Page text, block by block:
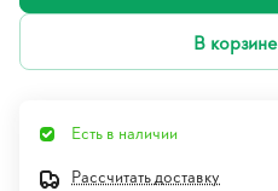
В корзине
Есть в наличии
Рассчитать доставку